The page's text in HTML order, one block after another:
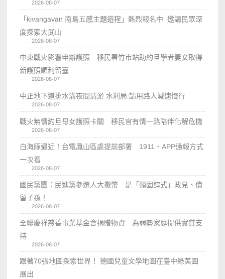
2026-08-07
「kivangavan 南島五感主題遊程」熱烈報名中 邀請民眾深
度探索大武山
2026-08-07
中東戰火影響申辦護照 移民署竹市站助約旦學者妻女取得
新護照順利留臺
2026-08-07
中正地下道排水溝夜間清淤 水利局:請用路人減速慢行
2026-08-07
戰火無情約旦母女護照卡關 移民官有情一路陪伴化解危機
2026-08-07
白海豚逼近！台電鳳山區處提前部署 1911、APP通報方式
一次看
2026-08-07
國民黨團：民進黨參選人大撒幣 是「類固醇式」政見、債
留子孫！
2026-08-07
全聯慶祥慈善事業基金會捐贈物資 為弱勢家庭提供實質支
持
2026-08-07
跟著70張地圖探索世界！ 德國兒童文學地圖在臺中綠美圖
展出